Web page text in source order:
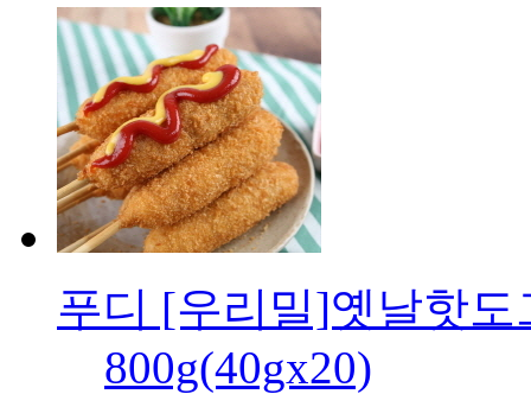
푸디 [우리밀]옛날핫도
800g(40gx20)